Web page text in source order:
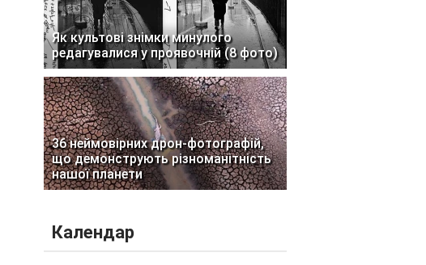
Як культові знімки минулого
редагувалися у проявочній (8 фото)
36 неймовірних дрон-фотографій,
що демонструють різноманітність
нашої планети
Календар